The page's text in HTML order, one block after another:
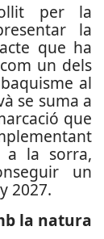
per la
la
que ha
un dels
al
se suma a
que
a la sorra,
un
2027.
la natura